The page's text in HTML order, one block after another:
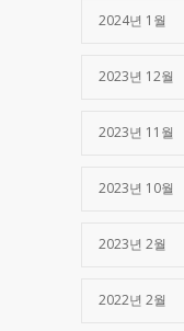
2024년 1월
2023년 12월
2023년 11월
2023년 10월
2023년 2월
2022년 2월